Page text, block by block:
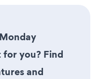
you? Find
and